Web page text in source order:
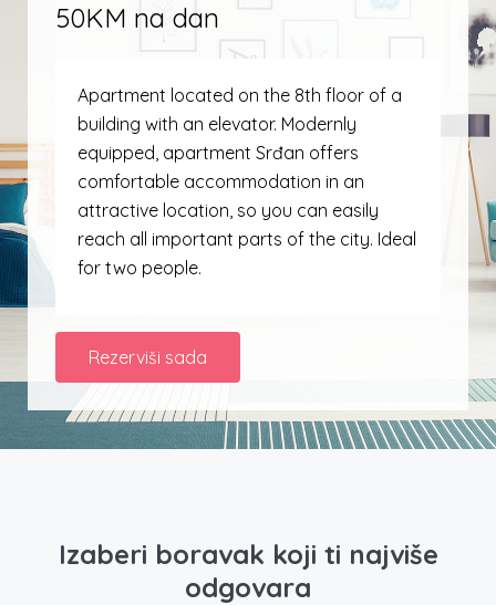
50KM na dan
Apartment located on the 8th floor of a
building with an elevator. Modernly
equipped, apartment Srđan offers
comfortable accommodation in an
attractive location, so you can easily
reach all important parts of the city. Ideal
for two people.
Rezerviši sada
Izaberi boravak koji ti najviše
odgovara